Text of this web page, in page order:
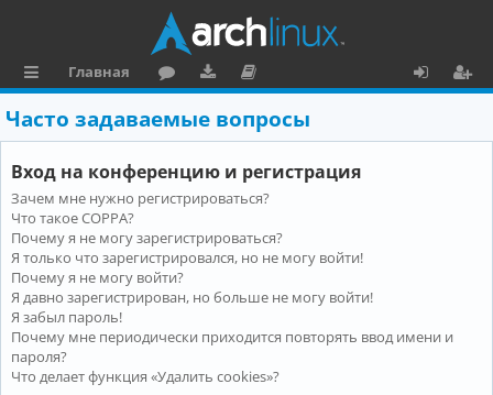
ы
л
к
и
Главная
ру
м
ру
зк
и
ку
м
е
н
та
ц
и
я
о
и
Часто задаваемые вопросы
Вход на конференцию и регистрация
Зачем мне нужно регистрироваться?
Что такое COPPA?
Почему я не могу зарегистрироваться?
Я только что зарегистрировался, но не могу войти!
Почему я не могу войти?
Я давно зарегистрирован, но больше не могу войти!
Я забыл пароль!
Почему мне периодически приходится повторять ввод имени и
пароля?
Что делает функция «Удалить cookies»?